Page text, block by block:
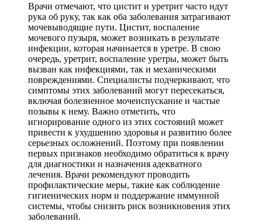
Врачи отмечают, что цистит и уретрит часто идут
рука об руку, так как оба заболевания затрагивают
мочевыводящие пути. Цистит, воспаление
мочевого пузыря, может возникать в результате
инфекции, которая начинается в уретре. В свою
очередь, уретрит, воспаление уретры, может быть
вызван как инфекциями, так и механическими
повреждениями. Специалисты подчеркивают, что
симптомы этих заболеваний могут пересекаться,
включая болезненное мочеиспускание и частые
позывы к нему. Важно отметить, что
игнорирование одного из этих состояний может
привести к ухудшению здоровья и развитию более
серьезных осложнений. Поэтому при появлении
первых признаков необходимо обратиться к врачу
для диагностики и назначения адекватного
лечения. Врачи рекомендуют проводить
профилактические меры, такие как соблюдение
гигиенических норм и поддержание иммунной
системы, чтобы снизить риск возникновения этих
заболеваний.